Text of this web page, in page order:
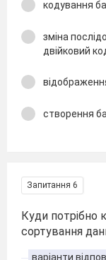
кодування
зміна
двійковий
створення
Запитання 6
Куди потрібно
сортування
варіанти